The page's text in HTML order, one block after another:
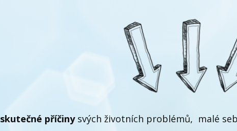
skutečné příčinysvých životních problémů, malé